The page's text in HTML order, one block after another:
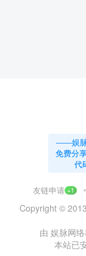
——娱脉
免费分
代
友链申请 +1
Copyright ©
由 娱脉网
本站已